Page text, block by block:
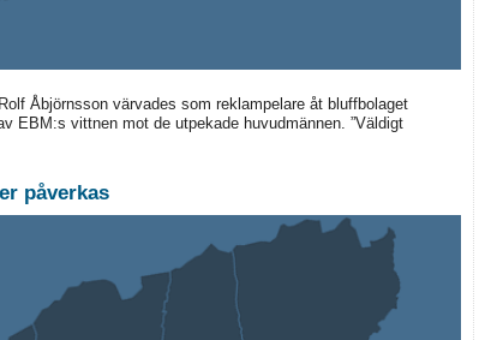
Åbjörnsson värvades som reklampelare åt bluffbolaget
EBM:s vittnen mot de utpekade huvudmännen. ”Väldigt
påverkas